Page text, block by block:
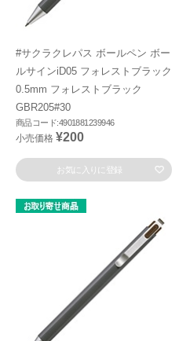
#サクラクレパス ボールペン ボー
ルサインiD05 フォレストブラック
0.5mm フォレストブラック
GBR205#30
商品コード:4901881239946
小売価格 ¥200
お気に入りに登録